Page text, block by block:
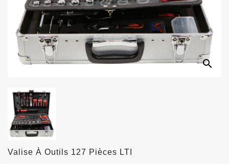
search
Valise À Outils 127 Pièces LTI